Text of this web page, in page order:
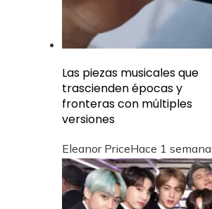
Las piezas musicales que
trascienden épocas y
fronteras con múltiples
versiones
Eleanor PriceHace 1 semana